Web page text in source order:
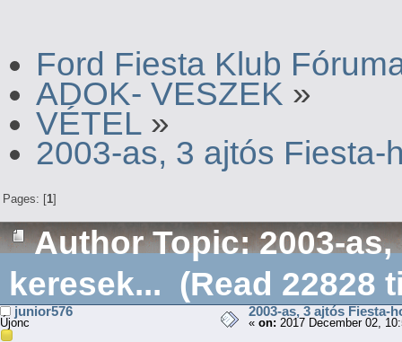
Ford Fiesta Klub
ADOK- VESZEK »
VÉTEL »
2003-as, 3 ajtós Fiesta-
Pages: [1]
AuthorTopic: 2003-
keresek... (Read 22828
junior576
Újonc
2003-as, 3 ajtós Fiesta-
« on: 2017 December 02,